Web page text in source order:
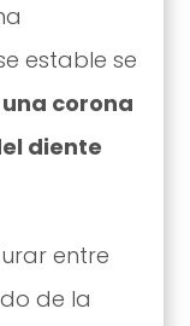
estable se
una corona
diente
entre
de la